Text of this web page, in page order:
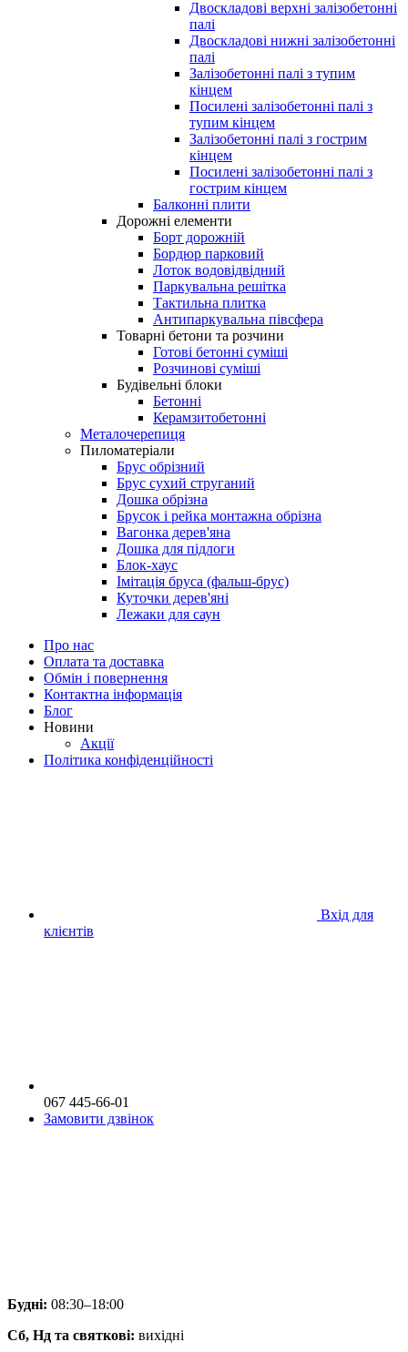
Двоскладові верхні залізобетонні
палі
Двоскладові нижні залізобетонні
палі
Залізобетонні палі з тупим
кінцем
Посилені залізобетонні палі з
тупим кінцем
Залізобетонні палі з гострим
кінцем
Посилені залізобетонні палі з
гострим кінцем
Балконні плити
Дорожні елементи
Борт дорожній
Бордюр парковий
Лоток водовідвідний
Паркувальна решітка
Тактильна плитка
Антипаркувальна півсфера
Товарні бетони та розчини
Готові бетонні суміші
Розчинові суміші
Будівельні блоки
Бетонні
Керамзитобетонні
Металочерепиця
Пиломатеріали
Брус обрізний
Брус сухий струганий
Дошка обрізна
Брусок і рейка монтажна обрізна
Вагонка дерев'яна
Дошка для підлоги
Блок-хаус
Імітація бруса (фальш-брус)
Куточки дерев'яні
Лежаки для саун
Про нас
Оплата та доставка
Обмін і повернення
Контактна інформація
Блог
Новини
Акції
Політика конфіденційності
Вхід для
клієнтів
067 445-66-01
Замовити дзвінок
Будні: 08:30–18:00
Сб, Нд та святкові: вихідні